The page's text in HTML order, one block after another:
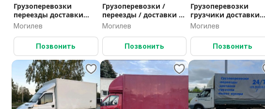
Грузоперевозки
переезды доставки
грузчики
Могилев
Позвонить
Грузоперевозки /
переезды / доставки /
грузчики /вывоз
Могилев
Позвонить
Грузоперевозки
грузчики доставки
переезды
Могилев
Позвонить